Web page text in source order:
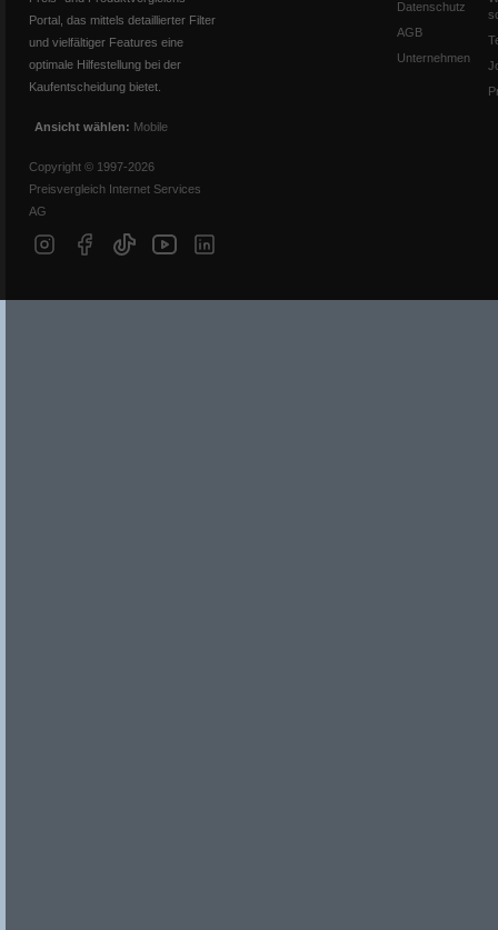
Portal, das mittels detaillierter Filter
und vielfältiger Features eine
optimale Hilfestellung bei der
Kaufentscheidung bietet.
Ansicht wählen: Mobile
Copyright © 1997-2026
Preisvergleich Internet Services
AG
Datenschutz
AGB
Unternehmen